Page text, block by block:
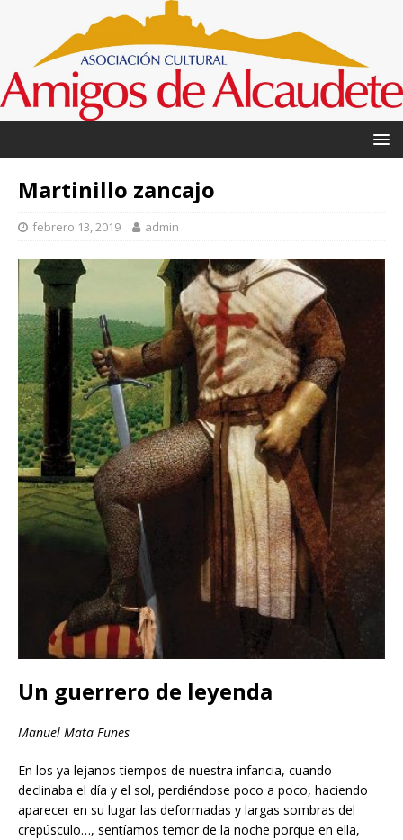
Martinillo zancajo
febrero 13, 2019 admin
Un guerrero de leyenda
Manuel Mata Funes
En los ya lejanos tiempos de nuestra infancia, cuando
declinaba el día y el sol, perdiéndose poco a poco, haciendo
aparecer en su lugar las deformadas y largas sombras del
crepúsculo…, sentíamos temor de la noche porque en ella,